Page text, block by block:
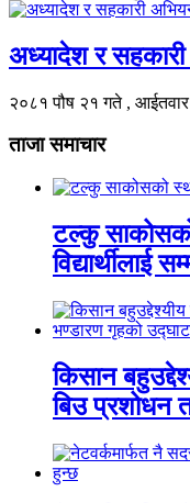
अध्यादेश र
२०८१ पौष २१ गते , आईतवार
ताजा समाचार
टल्कु
विद्यार्थीलाई
किसान
बिउ प्रशोधन